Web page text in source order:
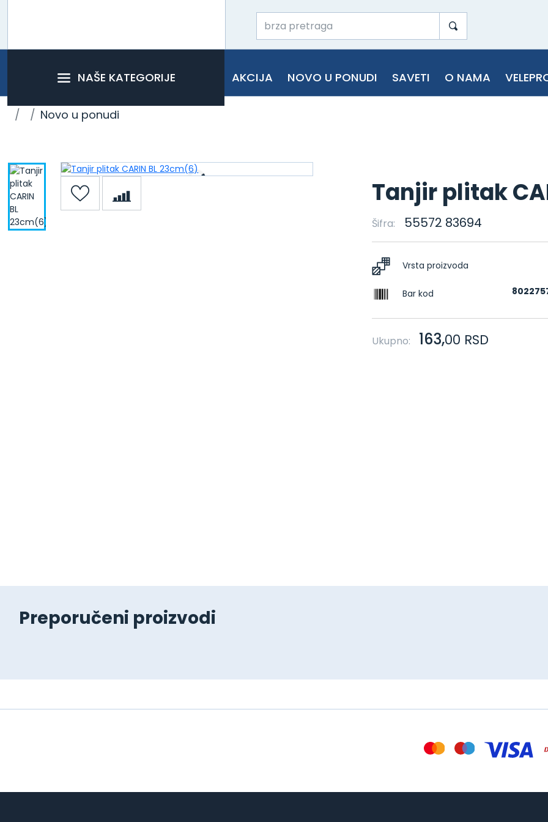
NAŠE KATEGORIJE AKCIJA NOVO U PONUDI SAVETI O NAMA
Novo u ponudi
Tanjir plitak
Šifra: 55572 83694
Vrsta proizvoda
Bar kod
Ukupno: 163,00 RSD
Preporučeni proizvodi